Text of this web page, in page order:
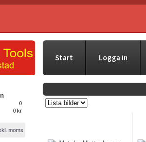
Start Logga in
0
0 kr
moms